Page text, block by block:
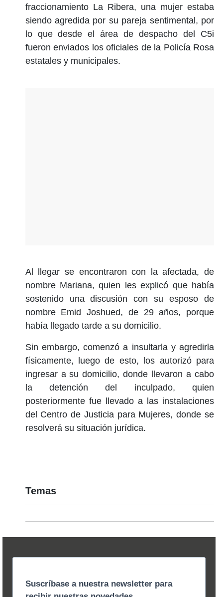
fraccionamiento La Ribera, una mujer estaba
siendo agredida por su pareja sentimental, por
lo que desde el área de despacho del C5i
fueron enviados los oficiales de la Policía Rosa
estatales y municipales.
Al llegar se encontraron con la afectada, de
nombre Mariana, quien les explicó que había
sostenido una discusión con su esposo de
nombre Emid Joshued, de 29 años, porque
había llegado tarde a su domicilio.
Sin embargo, comenzó a insultarla y agredirla
físicamente, luego de esto, los autorizó para
ingresar a su domicilio, donde llevaron a cabo
la detención del inculpado, quien
posteriormente fue llevado a las instalaciones
del Centro de Justicia para Mujeres, donde se
resolverá su situación jurídica.
Temas